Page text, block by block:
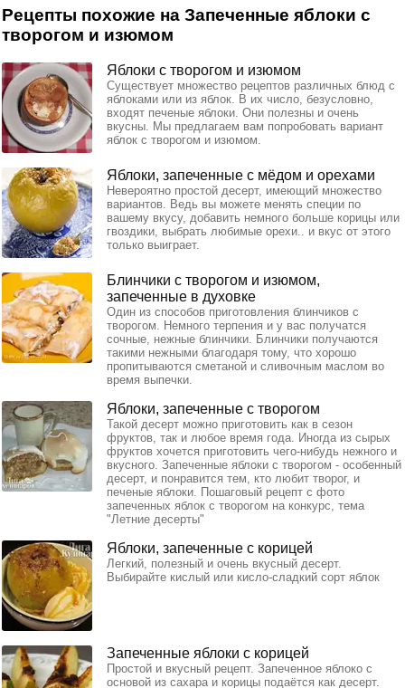
Рецепты похожие на Запеченные яблоки с
творогом и изюмом
Яблоки с творогом и изюмом
Существует множество рецептов различных блюд с
яблоками или из яблок. В их число, безусловно,
входят печеные яблоки. Они полезны и очень
вкусны. Мы предлагаем вам попробовать вариант
яблок с творогом и изюмом.
Яблоки, запеченные с мёдом и орехами
Невероятно простой десерт, имеющий множество
вариантов. Ведь вы можете менять специи по
вашему вкусу, добавить немного больше корицы или
гвоздики, выбрать любимые орехи.. и вкус от этого
только выиграет.
Блинчики с творогом и изюмом,
запеченные в духовке
Один из способов приготовления блинчиков с
творогом. Немного терпения и у вас получатся
сочные, нежные блинчики. Блинчики получаются
такими нежными благодаря тому, что хорошо
пропитываются сметаной и сливочным маслом во
время выпечки.
Яблоки, запеченные с творогом
Такой десерт можно приготовить как в сезон
фруктов, так и любое время года. Иногда из сырых
фруктов хочется приготовить чего-нибудь нежного и
вкусного. Запеченные яблоки с творогом - особенный
десерт, и понравится тем, кто любит творог, и
печеные яблоки. Пошаговый рецепт с фото
запеченных яблок с творогом на конкурс, тема
"Летние десерты"
Яблоки, запеченные с корицей
Легкий, полезный и очень вкусный десерт.
Выбирайте кислый или кисло-сладкий сорт яблок
Запеченные яблоки с корицей
Простой и вкусный рецепт. Запеченное яблоко с
основой из сахара и корицы подаётся как десерт.